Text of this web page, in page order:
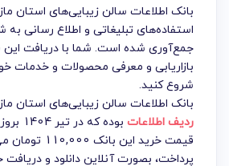
بانک اطلاعات سالن زیبایی‌های استان
استفاده‌های تبلیغاتی و اطلاع رسانی به
جمع‌آوری شده است. شما با دریافت این
بازاریابی و معرفی محصولات و خدمات
شروع کنید.
بانک اطلاعات سالن زیبایی‌های استان
ردیف اطلاعات بوده که در تیر 1404 بروزرسانی گردیده است.
قیمت خرید این
پرداخت، بصورت آنلاین دانلود و دریافت